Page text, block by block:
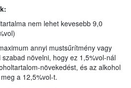
nem lehet kevesebb 9,0
annyi mustsűrítmény vagy
növelni, hogy ez 1,5%vol-nál
növekedést, és az alkohol
a 12,5%vol-t.